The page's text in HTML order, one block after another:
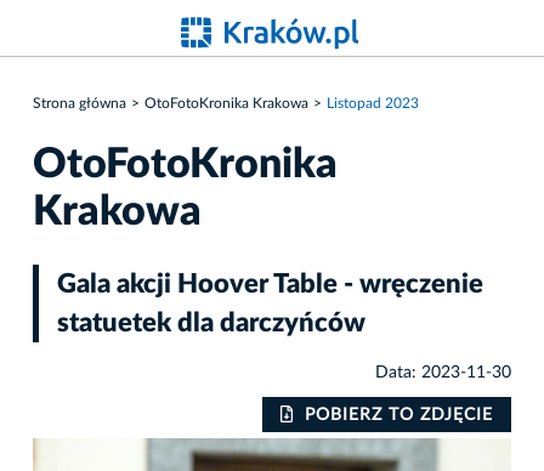
Strona główna OtoFotoKronika Krakowa Listopad 2023
OtoFotoKronika
Krakowa
Gala akcji Hoover Table - wręczenie
statuetek dla darczyńców
Data: 2023-11-30
POBIERZ TO ZDJĘCIE